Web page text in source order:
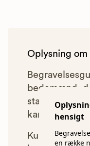
hensigt
en række
Oplysning
bedemænd,
statistiske
kan læse
Kun